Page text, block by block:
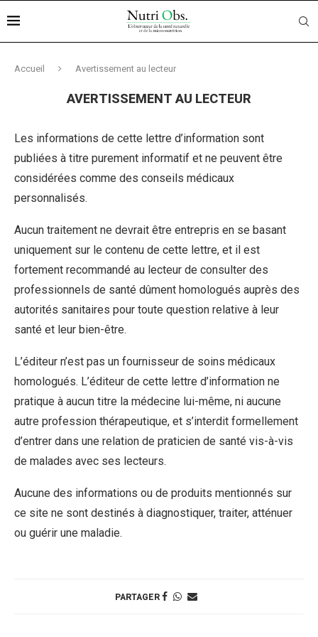
Accueil Avertissement au lecteur
AVERTISSEMENT AU LECTEUR
Les informations de cette lettre d’information sont
publiées à titre purement informatif et ne peuvent être
considérées comme des conseils médicaux
personnalisés.
Aucun traitement ne devrait être entrepris en se basant
uniquement sur le contenu de cette lettre, et il est
fortement recommandé au lecteur de consulter des
professionnels de santé dûment homologués auprès des
autorités sanitaires pour toute question relative à leur
santé et leur bien-être.
L’éditeur n’est pas un fournisseur de soins médicaux
homologués. L’éditeur de cette lettre d’information ne
pratique à aucun titre la médecine lui-même, ni aucune
autre profession thérapeutique, et s’interdit formellement
d’entrer dans une relation de praticien de santé vis-à-vis
de malades avec ses lecteurs.
Aucune des informations ou de produits mentionnés sur
ce site ne sont destinés à diagnostiquer, traiter, atténuer
ou guérir une maladie.
PARTAGER